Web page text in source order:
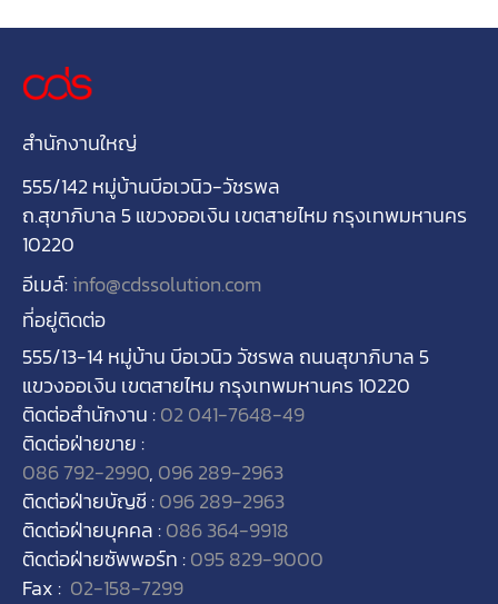
สำนักงานใหญ่
555/142 หมู่บ้านบีอเวนิว-วัชรพล
ถ.สุขาภิบาล 5 แขวงออเงิน เขตสายไหม กรุงเทพมหานคร
10220
อีเมล์:info@cdssolution.com
ที่อยู่ติดต่อ
555/13-14หมู่บ้าน บีอเวนิว วัชรพล ถนนสุขาภิบาล 5
แขวงออเงิน เขตสายไหม กรุงเทพมหานคร10220
ติดต่อสำนักงาน :02 041-7648-49
ติดต่อฝ่ายขาย :
086 792-2990, 096 289-2963
ติดต่อฝ่ายบัญชี :096 289-2963
ติดต่อฝ่ายบุคคล :086 364-9918
ติดต่อฝ่ายซัพพอร์ท :095 829-9000
Fax : 02-158-7299